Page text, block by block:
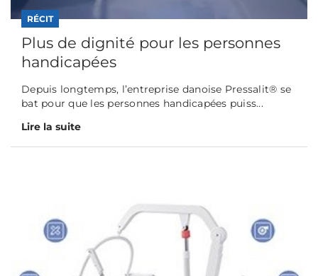
RÉCIT
Plus de dignité pour les personnes
handicapées
Depuis longtemps, l’entreprise danoise Pressalit® se
bat pour que les personnes handicapées puiss...
Lire la suite